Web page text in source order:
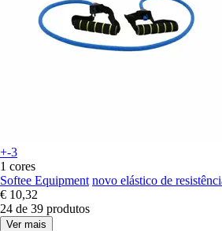
+-3
1 cores
Softee Equipment novo elástico de
€ 10,32
24 de 39 produtos
Ver mais